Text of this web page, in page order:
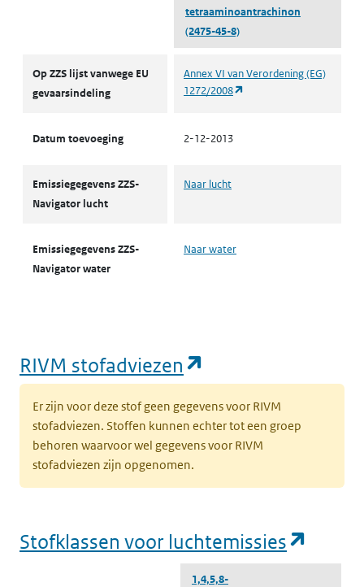
tetraaminoantrachinon
(2475-45-8)
Op ZZS lijst vanwege EU
gevaarsindeling
Annex VI van Verordening (EG)
1272/2008
Datum toevoeging 2-12-2013
Emissiegegevens ZZS-
Navigator lucht
Naar lucht
Emissiegegevens ZZS-
Navigator water
Naar water
RIVM stofadviezen
Er zijn voor deze stof geen gegevens voor RIVM
stofadviezen. Stoffen kunnen echter tot een groep
behoren waarvoor wel gegevens voor RIVM
stofadviezen zijn opgenomen.
Stofklassen voor luchtemissies
1,4,5,8-